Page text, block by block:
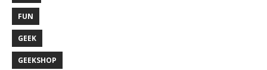
FUN
GEEK
GEEKSHOP